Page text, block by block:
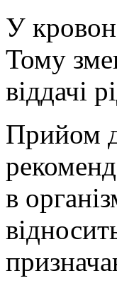
У
Тому
віддачі
Прийом
в